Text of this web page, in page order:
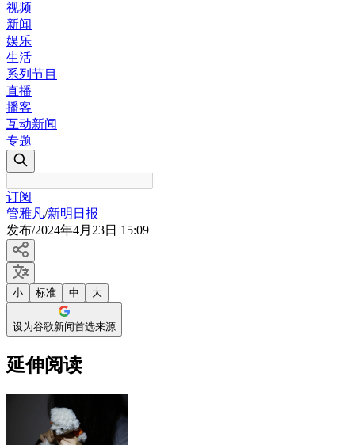
视频
新闻
娱乐
生活
系列节目
直播
播客
互动新闻
专题
订阅
管雅凡/新明日报
发布/2024年4月23日 15:09
小 标准 中 大
设为谷歌新闻首选来源
延伸阅读